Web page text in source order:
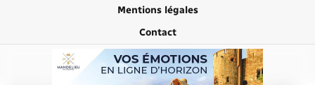
Mentions légales
Contact